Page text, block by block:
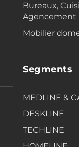
Bureaux,
Agencement
Mobilier
Segments
MEDLINE &
DESKLINE
TECHLINE